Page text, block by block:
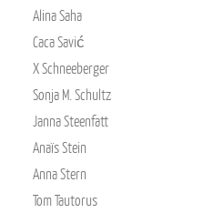
Alina Saha
Caca Savić
X Schneeberger
Sonja M. Schultz
Janna Steenfatt
Anaïs Stein
Anna Stern
Tom Tautorus